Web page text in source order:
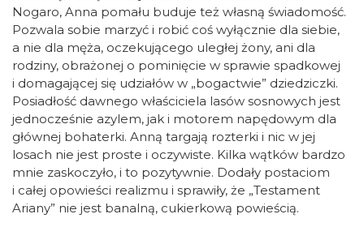
Nogaro, Anna pomału buduje też własną świadomość.
Pozwala sobie marzyć i robić coś wyłącznie dla siebie,
a nie dla męża, oczekującego uległej żony, ani dla
rodziny, obrażonej o pominięcie w sprawie spadkowej
i domagającej się udziałów w „bogactwie” dziedziczki.
Posiadłość dawnego właściciela lasów sosnowych jest
jednocześnie azylem, jak i motorem napędowym dla
głównej bohaterki. Anną targają rozterki i nic w jej
losach nie jest proste i oczywiste. Kilka wątków bardzo
mnie zaskoczyło, i to pozytywnie. Dodały postaciom
i całej opowieści realizmu i sprawiły, że „Testament
Ariany” nie jest banalną, cukierkową powieścią.